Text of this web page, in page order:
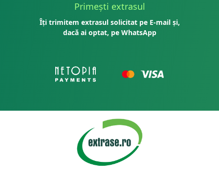
Primești extrasul
Îți trimitem extrasul solicitat pe E-mail și,
dacă ai optat, pe WhatsApp